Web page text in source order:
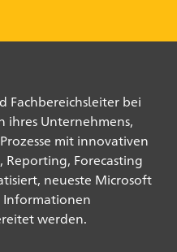
Fachbereichsleiter bei
ihres Unternehmens,
mit innovativen
Reporting, Forecasting
neueste Microsoft
Informationen
werden.